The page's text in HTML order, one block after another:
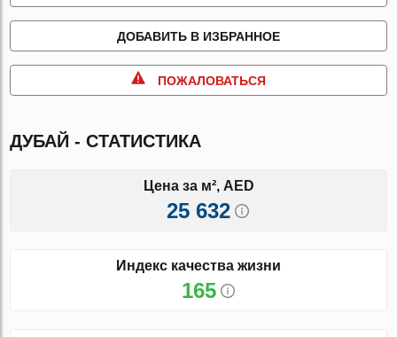
ДОБАВИТЬ В ИЗБРАННОЕ
ПОЖАЛОВАТЬСЯ
ДУБАЙ - СТАТИСТИКА
Цена за м², AED
25 632
Индекс качества жизни
165